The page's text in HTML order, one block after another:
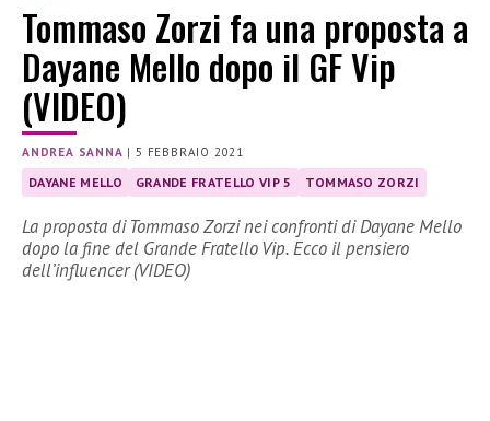
Tommaso Zorzi fa una proposta a
Dayane Mello dopo il GF Vip
(VIDEO)
ANDREA SANNA |5 FEBBRAIO 2021
DAYANE MELLO GRANDE FRATELLO VIP 5 TOMMASO ZORZI
La proposta di Tommaso Zorzi nei confronti di Dayane Mello
dopo la fine del Grande Fratello Vip. Ecco il pensiero
dell’influencer (VIDEO)